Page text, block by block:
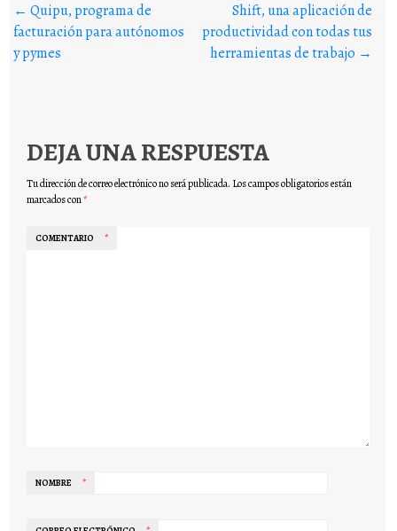
Buscar en los posts
← Quipu, programa de
facturación para autónomos
y pymes
Shift, una aplicación de
productividad con todas tus
herramientas de trabajo →
DEJA UNA RESPUESTA
Tu dirección de correo electrónico no será publicada. Los campos obligatorios están
marcados con*
COMENTARIO *
NOMBRE *